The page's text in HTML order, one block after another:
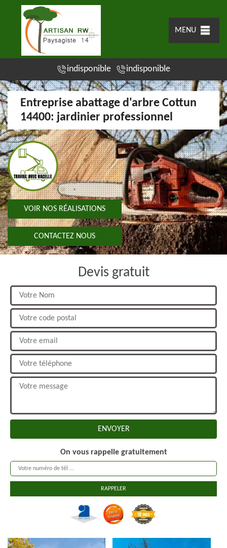
MENU
indisponible indisponible
Entreprise abattage d'arbre Cottun
14400: jardinier professionnel
VOIR NOS RÉALISATIONS
CONTACTEZ NOUS
Devis gratuit
On vous rappelle gratuitement